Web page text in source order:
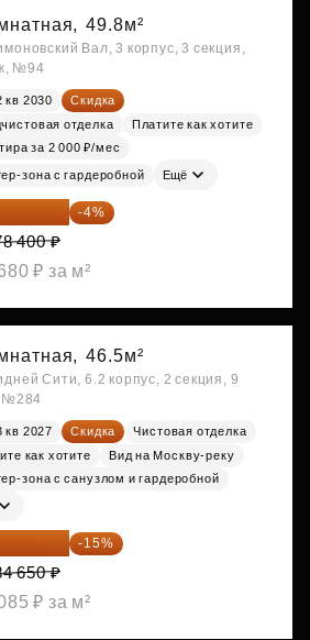
49.8м²
Вал, 3 корпус, 3 секция,
№94
кв 2030
Скидка
отделка
Платите как хотите
за 2 000 ₽/мес
зона с гардеробной Ещё
264 ₽ -4%
400 ₽
₽ за м²
46.5м²
Сити, 6.2 корпус, 2 секция, 9
№284
кв 2027 Скидка
Чистовая отделка
как хотите
Вид на Москву-реку
зона с санузлом и гардеробной
953 ₽ -15%
650 ₽
₽ за м²